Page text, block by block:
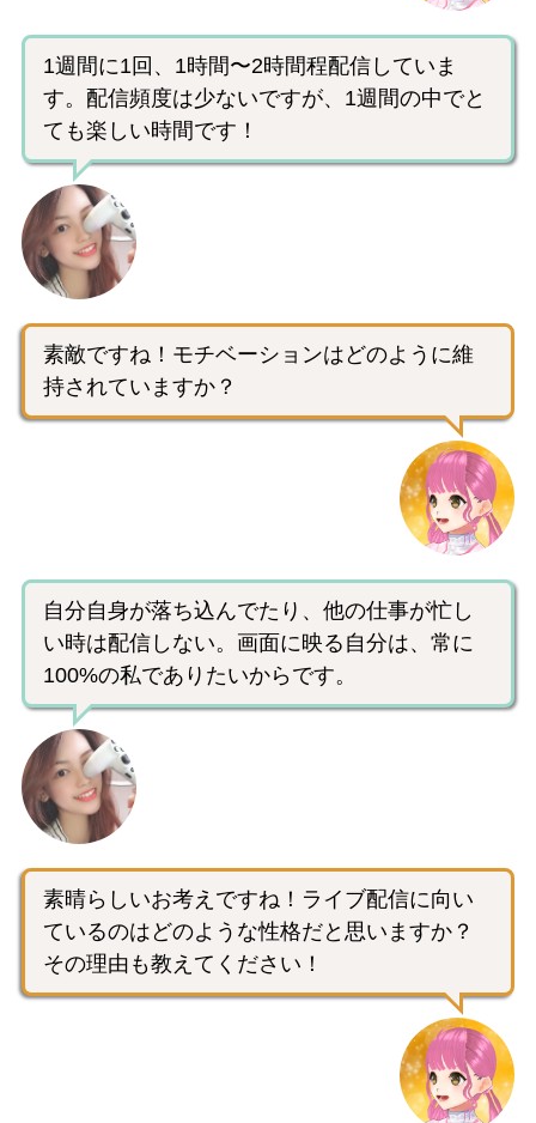
1週間に1回、1時間〜2時間程配信していま
す。配信頻度は少ないですが、1週間の中でと
ても楽しい時間です！
素敵ですね！モチベーションはどのように維
持されていますか？
自分自身が落ち込んでたり、他の仕事が忙し
い時は配信しない。画面に映る自分は、常に
100%の私でありたいからです。
素晴らしいお考えですね！ライブ配信に向い
ているのはどのような性格だと思いますか？
その理由も教えてください！